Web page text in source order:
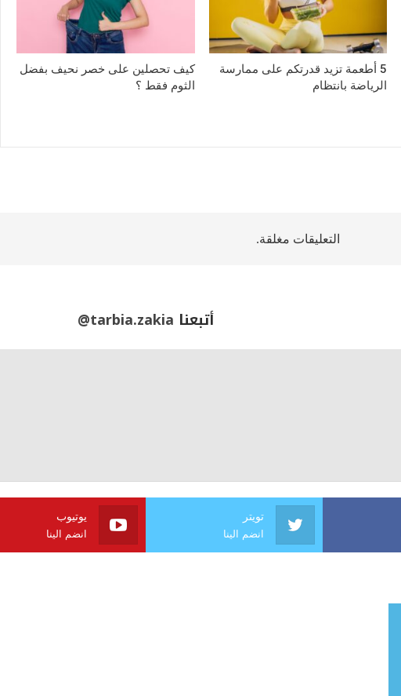
5 أطعمة تزيد قدرتكم على ممارسة
الرياضة بانتظام
كيف تحصلين على خصر نحيف بفضل
الثوم فقط ؟
التعليقات مغلقة.
أتبعنا @tarbia.zakia
تويتر
انضم الينا
يوتيوب
انضم الينا